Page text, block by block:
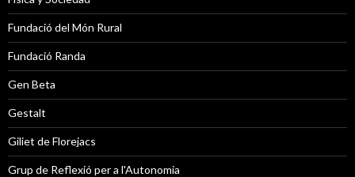
Fundació del Món Rural
Fundació Randa
Gen Beta
Gestalt
Giliet de Florejacs
Grup de Reflexió per a l'Autonomia